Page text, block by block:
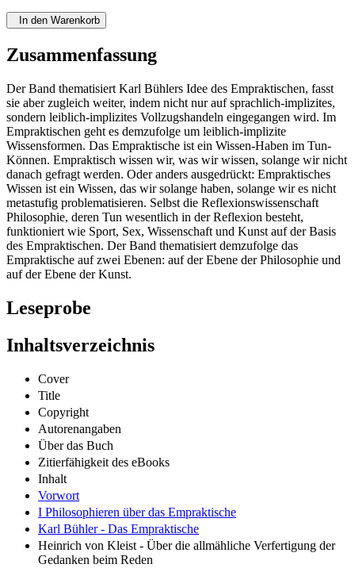
In den Warenkorb
Zusammenfassung
Der Band thematisiert Karl Bühlers Idee des Empraktischen, fasst
sie aber zugleich weiter, indem nicht nur auf sprachlich-implizites,
sondern leiblich-implizites Vollzugshandeln eingegangen wird. Im
Empraktischen geht es demzufolge um leiblich-implizite
Wissensformen. Das Empraktische ist ein Wissen-Haben im Tun-
Können. Empraktisch wissen wir, was wir wissen, solange wir nicht
danach gefragt werden. Oder anders ausgedrückt: Empraktisches
Wissen ist ein Wissen, das wir solange haben, solange wir es nicht
metastufig problematisieren. Selbst die Reflexionswissenschaft
Philosophie, deren Tun wesentlich in der Reflexion besteht,
funktioniert wie Sport, Sex, Wissenschaft und Kunst auf der Basis
des Empraktischen. Der Band thematisiert demzufolge das
Empraktische auf zwei Ebenen: auf der Ebene der Philosophie und
auf der Ebene der Kunst.
Leseprobe
Inhaltsverzeichnis
Cover
Title
Copyright
Autorenangaben
Über das Buch
Zitierfähigkeit des eBooks
Inhalt
Vorwort
I Philosophieren über das Empraktische
Karl Bühler - Das Empraktische
Heinrich von Kleist - Über die allmähliche Verfertigung der
Gedanken beim Reden